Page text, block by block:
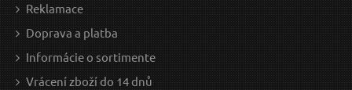
Reklamace
Doprava a platba
Informácie o sortimente
Vrácení zboží do 14 dnů